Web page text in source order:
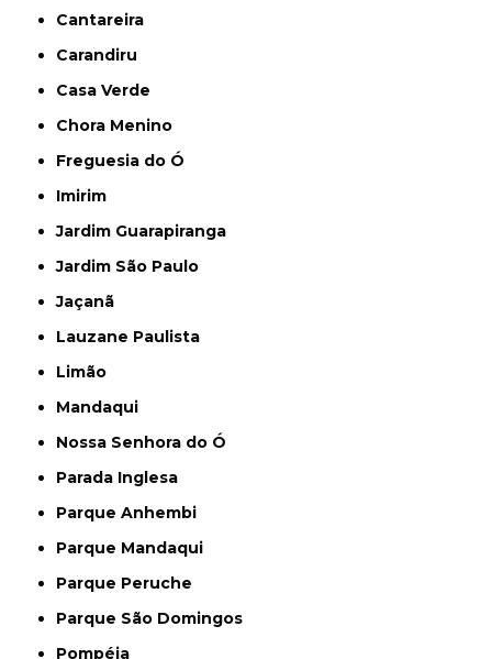
Cantareira
Carandiru
Casa Verde
Chora Menino
Freguesia do Ó
Imirim
Jardim Guarapiranga
Jardim São Paulo
Jaçanã
Lauzane Paulista
Limão
Mandaqui
Nossa Senhora do Ó
Parada Inglesa
Parque Anhembi
Parque Mandaqui
Parque Peruche
Parque São Domingos
Pompéia